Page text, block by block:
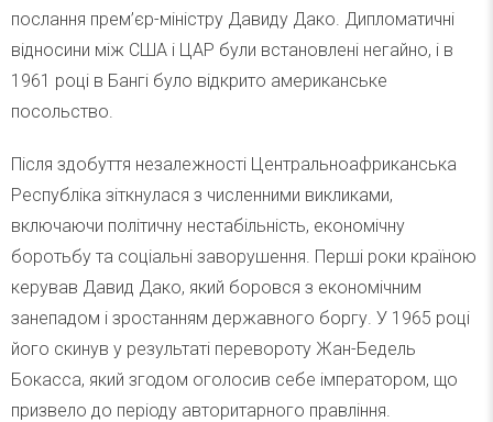
послання прем’єр-міністру Давиду Дако. Дипломатичні
відносини між США і ЦАР були встановлені негайно, і в
1961 році в Бангі було відкрито американське
посольство.
Після здобуття незалежності Центральноафриканська
Республіка зіткнулася з численними викликами,
включаючи політичну нестабільність, економічну
боротьбу та соціальні заворушення. Перші роки країною
керував Давид Дако, який боровся з економічним
занепадом і зростанням державного боргу. У 1965 році
його скинув у результаті перевороту Жан-Бедель
Бокасса, який згодом оголосив себе імператором, що
призвело до періоду авторитарного правління.